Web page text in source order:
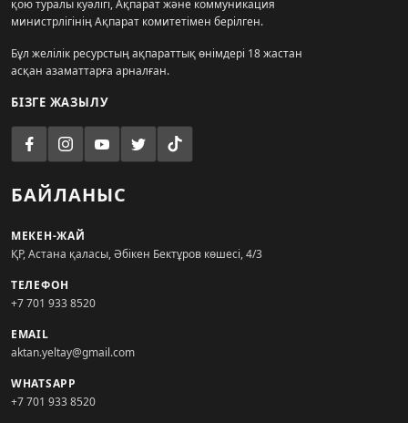
қою туралы куәлігі, Ақпарат және коммуникация
министрлігінің Ақпарат комитетімен берілген.
Бұл желілік ресурстың ақпараттық өнімдері 18 жастан
асқан азаматтарға арналған.
БІЗГЕ ЖАЗЫЛУ
БАЙЛАНЫС
МЕКЕН-ЖАЙ
ҚР, Астана қаласы, Әбікен Бектұров көшесі, 4/3
ТЕЛЕФОН
+7 701 933 8520
EMAIL
aktan.yeltay@gmail.com
WHATSAPP
+7 701 933 8520